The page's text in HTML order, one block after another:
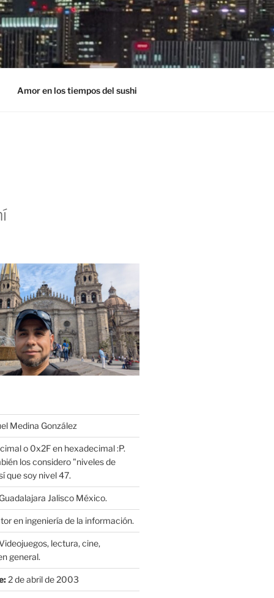
Amor en los tiempos del sushi
Medina González
o 0x2F en hexadecimal :P.
los considero "niveles de
que soy nivel 47.
Jalisco México.
en ingeniería de la información.
lectura, cine,
general.
2 de abril de 2003